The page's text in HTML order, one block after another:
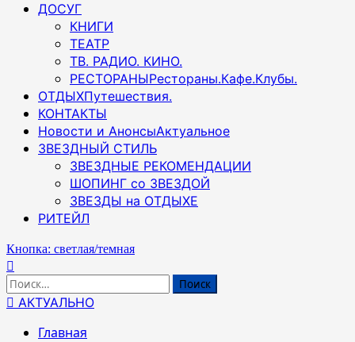
ДОСУГ
КНИГИ
ТЕАТР
ТВ. РАДИО. КИНО.
РЕСТОРАНЫРестораны.Кафе.Клубы.
ОТДЫХПутешествия.
КОНТАКТЫ
Новости и АнонсыАктуальное
ЗВЕЗДНЫЙ СТИЛЬ
ЗВЕЗДНЫЕ РЕКОМЕНДАЦИИ
ШОПИНГ со ЗВЕЗДОЙ
ЗВЕЗДЫ на ОТДЫХЕ
РИТЕЙЛ
Кнопка: светлая/темная
Найти:
АКТУАЛЬНО
Главная